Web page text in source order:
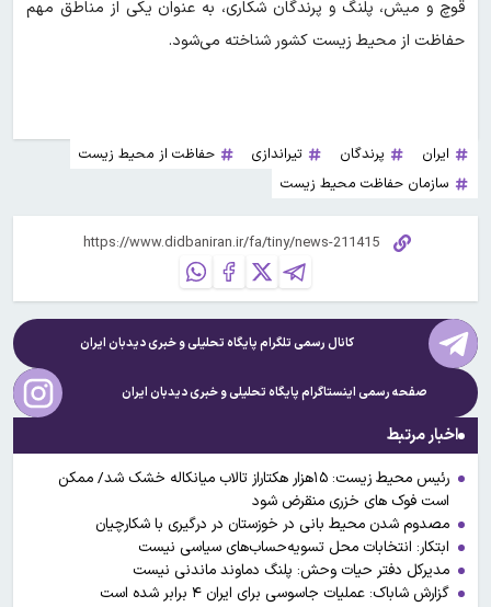
قوچ و میش، پلنگ و پرندگان شکاری، به عنوان یکی از مناطق مهم
حفاظت از محیط زیست کشور شناخته می‌شود.
ایران پرندگان تیراندازی
حفاظت از محیط زیست
سازمان حفاظت محیط زیست
کانال رسمی تلگرام پایگاه تحلیلی و خبریدیدبان ایران
صفحه رسمی اینستاگرام پایگاه تحلیلی و خبریدیدبان ایران
اخبار مرتبط
رئیس محیط زیست: ۱۵هزار هکتاراز تالاب میانکاله خشک شد/ ممکن
است فوک های خزری منقرض شود
مصدوم شدن محیط بانی در خوزستان در درگیری با شکارچیان
ابتکار: انتخابات محل تسویه‌حساب‌های سیاسی نیست
مدیرکل دفتر حیات وحش: پلنگ دماوند ماندنی نیست
گزارش شاباک: عملیات جاسوسی برای ایران ۴ برابر شده است